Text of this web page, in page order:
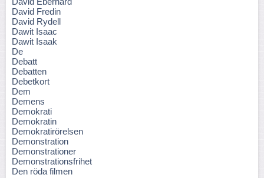
David Fredin
David Rydell
Dawit Isaac
Dawit Isaak
De
Debatt
Debatten
Debetkort
Dem
Demens
Demokrati
Demokratin
Demokratirörelsen
Demonstration
Demonstrationer
Demonstrationsfrihet
Den röda filmen